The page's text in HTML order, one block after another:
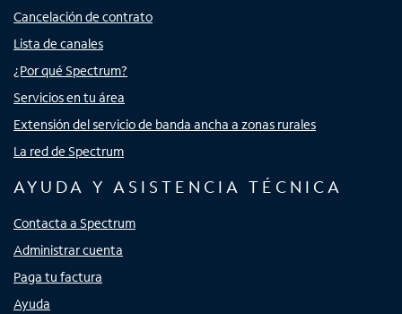
Cancelación de contrato
Lista de canales
¿Por qué Spectrum?
Servicios en tu área
Extensión del servicio de banda ancha a zonas rurales
La red de Spectrum
AYUDA Y ASISTENCIA TÉCNICA
Contacta a Spectrum
Administrar cuenta
Paga tu factura
Ayuda